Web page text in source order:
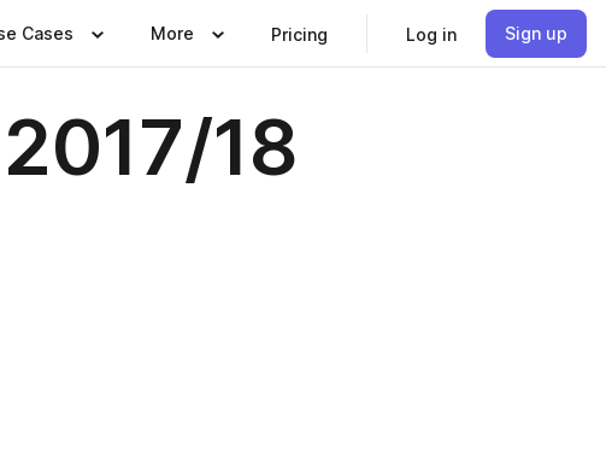
Cases More Pricing Log in Sign up
18